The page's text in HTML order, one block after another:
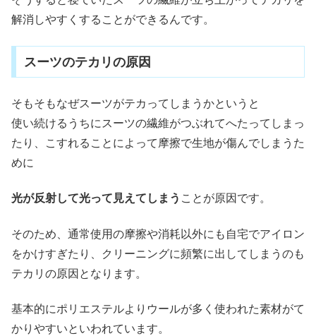
解消しやすくすることができるんです。
スーツのテカリの原因
そもそもなぜスーツがテカってしまうかというと
使い続けるうちにスーツの繊維がつぶれてへたってしまっ
たり、こすれることによって摩擦で生地が傷んでしまうた
めに
光が反射して光って見えてしまう ことが原因です。
そのため、通常使用の摩擦や消耗以外にも自宅でアイロン
をかけすぎたり、クリーニングに頻繁に出してしまうのも
テカリの原因となります。
基本的にポリエステルよりウールが多く使われた素材がて
かりやすいといわれています。